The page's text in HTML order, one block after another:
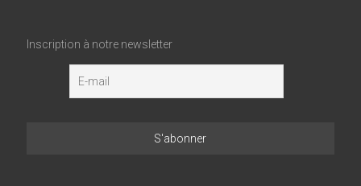
Inscription à notre newsletter